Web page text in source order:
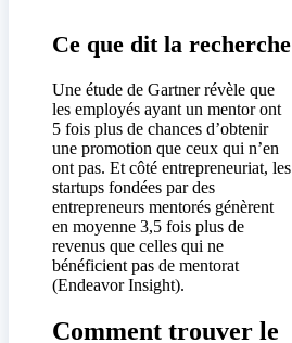
Ce que dit la recherche
Une étude de Gartner révèle que
les employés ayant un mentor ont
5 fois plus de chances d’obtenir
une promotion que ceux qui n’en
ont pas. Et côté entrepreneuriat, les
startups fondées par des
entrepreneurs mentorés génèrent
en moyenne 3,5 fois plus de
revenus que celles qui ne
bénéficient pas de mentorat
(Endeavor Insight).
Comment trouver le